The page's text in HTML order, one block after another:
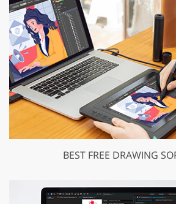
BEST FREE DRAWING